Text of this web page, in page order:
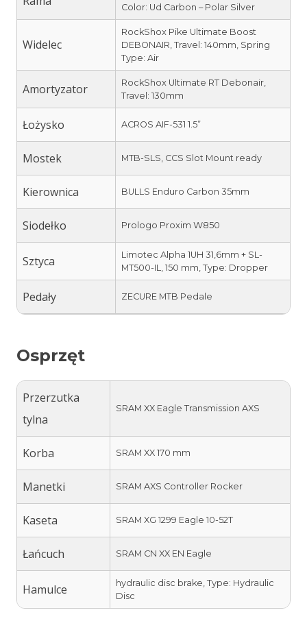
Color: Ud Carbon – Polar Silver
Widelec
RockShox Pike Ultimate Boost
DEBONAIR, Travel: 140mm, Spring
Type: Air
Amortyzator
RockShox Ultimate RT Debonair,
Travel: 130mm
Łożysko ACROS AIF-531 1.5”
Mostek MTB-SLS, CCS Slot Mount ready
Kierownica BULLS Enduro Carbon 35mm
Siodełko Prologo Proxim W850
Sztyca
Limotec Alpha 1UH 31,6mm + SL-
MT500-IL, 150 mm, Type: Dropper
Pedały ZECURE MTB Pedale
Osprzęt
Przerzutka
tylna
SRAM XX Eagle Transmission AXS
Korba SRAM XX 170 mm
Manetki SRAM AXS Controller Rocker
Kaseta SRAM XG 1299 Eagle 10-52T
Łańcuch SRAM CN XX EN Eagle
Hamulce
hydraulic disc brake, Type: Hydraulic
Disc